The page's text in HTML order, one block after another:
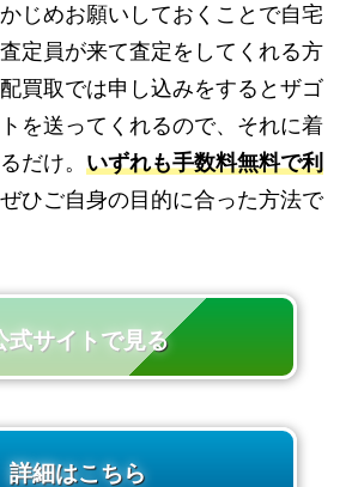
じめお願いしておくことで自宅
定員が来て査定をしてくれる方
買取では申し込みをするとザゴ
を送ってくれるので、それに着
だけ。 いずれも手数料無料で利
ひご自身の目的に合った方法で
式サイトで見る
詳細はこちら